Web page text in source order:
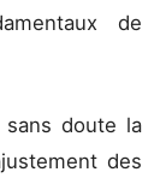
de
sans doute la
des